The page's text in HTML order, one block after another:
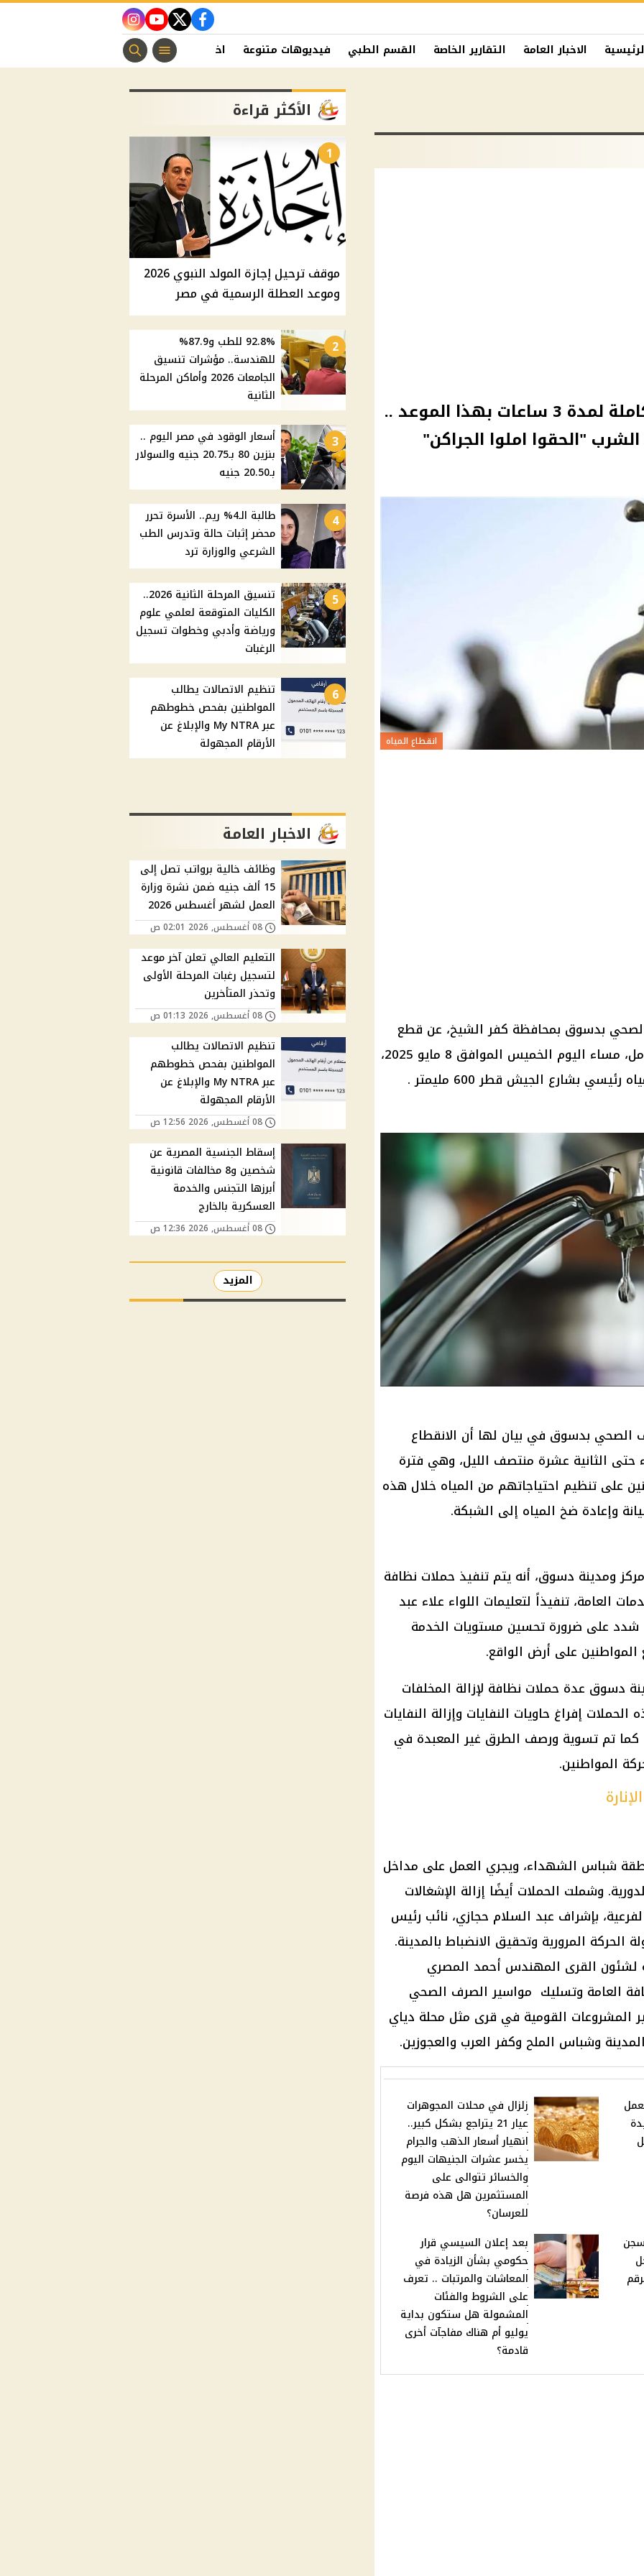
facebook
twitter
youtube
instagram
الاخبار العامة التقارير الخاصة القسم الطبي فيديوهات متنوعة اخبار الفن منوعات مسيحية
انقطاع المياه عن مدينة كاملة لمدة 3 ساعات بهذا الموعد ..
"الحقوا املوا الجراكن"
انقطاع المياه
بدسوق بمحافظة كفر الشيخ، عن قطع
مياه الشرب عن مدينة دسوق بالكامل، مساء اليوم الخميس الموافق 8 مايو 2025،
بشارع الجيش قطر 600 مليمتر .
بدسوق في بيان لها أن الانقطاع
الثانية عشرة منتصف الليل، وهي فترة
على تنظيم احتياجاتهم من المياه خلال هذه
وإعادة ضخ المياه إلى الشبكة.
ومدينة دسوق، أنه يتم تنفيذ حملات نظافة
العامة، تنفيذاً لتعليمات اللواء علاء عبد
على ضرورة تحسين مستويات الخدمة
المواطنين على أرض الواقع.
دسوق عدة حملات نظافة لإزالة المخلفات
إفراغ حاويات النفايات وإزالة النفايات
كما تم تسوية ورصف الطرق غير المعبدة في
المواطنين.
شباس الشهداء، ويجري العمل على مداخل
وشملت الحملات أيضًا إزالة الإشغالات
بإشراف عبد السلام حجازي، نائب رئيس
الحركة المرورية وتحقيق الانضباط بالمدينة.
لشئون القرى المهندس أحمد المصري
العامة وتسليك مواسير الصرف الصحي
المشروعات القومية في قرى مثل محلة دياي
وشباس الملح وكفر العرب والعجوزين.
زلزال في محلات المجوهرات
عيار 21 يتراجع بشكل كبير..
انهيار أسعار الذهب والجرام
يخسر عشرات الجنيهات اليوم
والخسائر تتوالى على
المستثمرين هل هذه فرصة
للعرسان؟
بعد إعلان السيسي قرار
حكومي بشأن الزيادة في
المعاشات والمرتبات .. تعرف
على الشروط والفئات
المشمولة هل ستكون بداية
يوليو أم هناك مفاجآت أخرى
قادمة؟
الأكثر قراءة
1
موقف ترحيل إجازة المولد النبوي 2026
وموعد العطلة الرسمية في مصر
2
92.8% للطب و87.9%
للهندسة.. مؤشرات تنسيق
الجامعات 2026 وأماكن المرحلة
الثانية
3
أسعار الوقود في مصر اليوم ..
بنزين 80 بـ20.75 جنيه والسولار
بـ20.50 جنيه
4
طالبة الـ4% ريم.. الأسرة تحرر
محضر إثبات حالة وتدرس الطب
الشرعي والوزارة ترد
5
تنسيق المرحلة الثانية 2026..
الكليات المتوقعة لعلمي علوم
ورياضة وأدبي وخطوات تسجيل
الرغبات
6
تنظيم الاتصالات يطالب
المواطنين بفحص خطوطهم
عبر My NTRA والإبلاغ عن
الأرقام المجهولة
الاخبار العامة
وظائف خالية برواتب تصل إلى
15 ألف جنيه ضمن نشرة وزارة
العمل لشهر أغسطس 2026
08 أغسطس, 2026 02:01 ص
التعليم العالي تعلن آخر موعد
لتسجيل رغبات المرحلة الأولى
وتحذر المتأخرين
08 أغسطس, 2026 01:13 ص
تنظيم الاتصالات يطالب
المواطنين بفحص خطوطهم
عبر My NTRA والإبلاغ عن
الأرقام المجهولة
08 أغسطس, 2026 12:56 ص
إسقاط الجنسية المصرية عن
شخصين و8 مخالفات قانونية
أبرزها التجنس والخدمة
العسكرية بالخارج
08 أغسطس, 2026 12:36 ص
المزيد